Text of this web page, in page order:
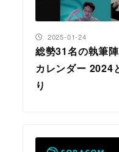
総勢31名の執筆
カレンダー 2024
り
投稿日
2025-01-24